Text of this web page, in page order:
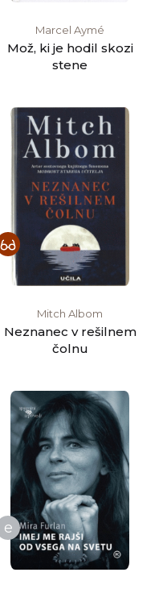
Marcel Aymé
Mož, ki je hodil skozi
stene
Mitch Albom
Neznanec v rešilnem
čolnu
e